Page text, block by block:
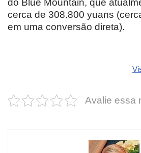
do Blue Mountain, que
cerca de 308.800 yuans
em uma conversão direta).
2025!
Dodge
de
Avalie essa